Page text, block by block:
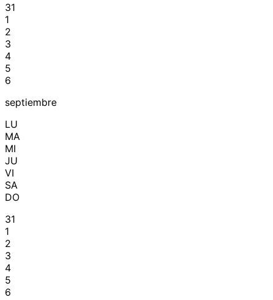
31
1
2
3
4
5
6
septiembre
LU
MA
MI
JU
VI
SA
DO
31
1
2
3
4
5
6